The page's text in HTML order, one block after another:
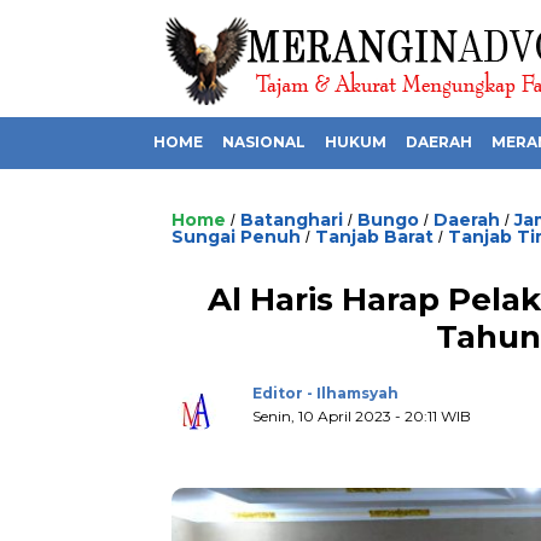
HOME NASIONAL HUKUM DAERAH
Home / Batanghari / Bungo / Daerah /
Sungai Penuh / Tanjab Barat / Tanjab
Al Haris Harap
Editor - Ilhamsyah
Senin, 10 April 2023 - 20:11 WIB